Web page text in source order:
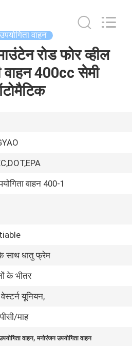
वाहन
रोड फोर व्हील
वाहन 400cc सेमी
वाहन 400-1
साथ धातु फ्रेम
के भीतर
यूनियन,
माह
वाहन,मनोरंजन उपयोगिता वाहन